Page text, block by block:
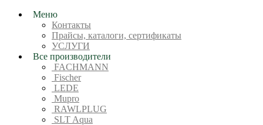
Меню
Контакты
Прайсы, каталоги, сертификаты
УСЛУГИ
Все производители
FACHMANN
Fischer
LEDE
Mupro
RAWLPLUG
SLT Aqua